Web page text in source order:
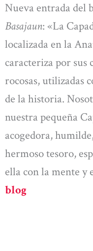
Nueva entrada del
Basajaun: «La
localizada en la
caracteriza por sus
rocosas, utilizadas
de la historia.
nuestra pequeña
acogedora,
hermoso tesoro,
ella con la mente y
blog